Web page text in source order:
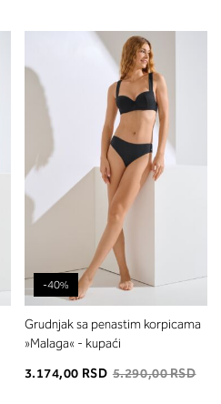
-40%
Grudnjak sa penastim korpicama
»Malaga« - kupaći
3.174,00 RSD 5.290,00 RSD